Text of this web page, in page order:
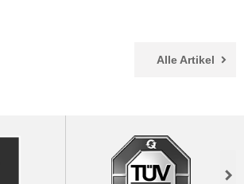
Alle Artikel
Next